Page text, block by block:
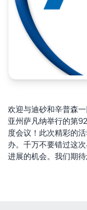
欢迎与迪砂和辛普森
亚州萨凡纳举行的第
度会议！此次精彩的
办。千万不要错过这
进展的机会。我们期待